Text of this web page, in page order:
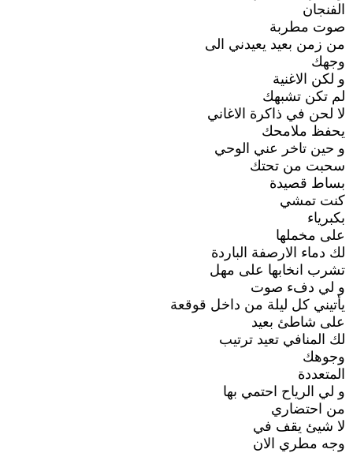
الفنجان
صوت مطربة
من زمن بعيد يعيدني الى
وجهك
و لكن الاغنية
لم تكن تشبهك
لا لحن في ذاكرة الاغاني
يحفظ ملامحك
و حين تاخر عني الوحي
سحبت من تحتك
بساط قصيدة
كنت تمشي
بكبرياء
على مخملها
لك دماء الارصفة الباردة
تشرب انخابها على مهل
و لي دفء صوت
يأتيني كل ليلة من داخل قوقعة
على شاطئ بعيد
لك المنافي تعيد ترتيب
وجوهك
المتعددة
و لي الرياح احتمي بها
من احتضاري
لا شيئ يقف في
وجه مطري الان